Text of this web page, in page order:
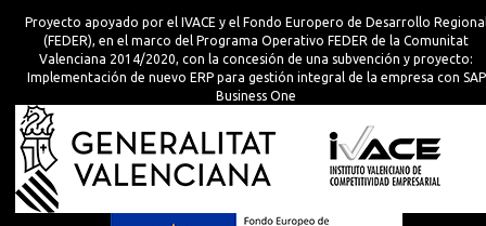
Proyecto apoyado por el IVACE y el Fondo Europero de Desarrollo
(FEDER), en el marco del Programa Operativo FEDER de la Comunitat
Valenciana 2014/2020, con la concesión de una subvención y proyecto:
Implementación de nuevo ERP para gestión integral de la empresa con SAP
Business One